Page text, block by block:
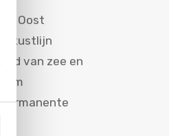
Oost
kustlijn
van zee en